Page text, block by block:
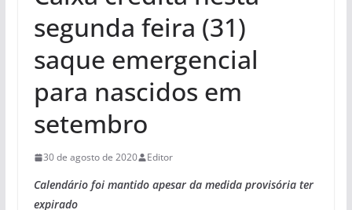
segunda feira (31)
saque emergencial
para nascidos em
setembro
30 de agosto de 2020 Editor
Calendário foi mantido apesar da medida provisória ter
expirado